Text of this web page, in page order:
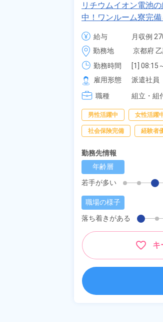
リチウムイオン電池
中！ワンルーム寮完
崎町》
給与
月収例
時給
勤務地
京都府
勤務時間
[1] 08:15
[2] 20:15
[3] 08:15
[4] 20:15
雇用形態
派遣社員
職種
組立・組
男性活躍中 女性活躍
社会保険完備 経験者
勤務先情報
年齢層
若手が多い
職場の様子
落ち着きがある
キ